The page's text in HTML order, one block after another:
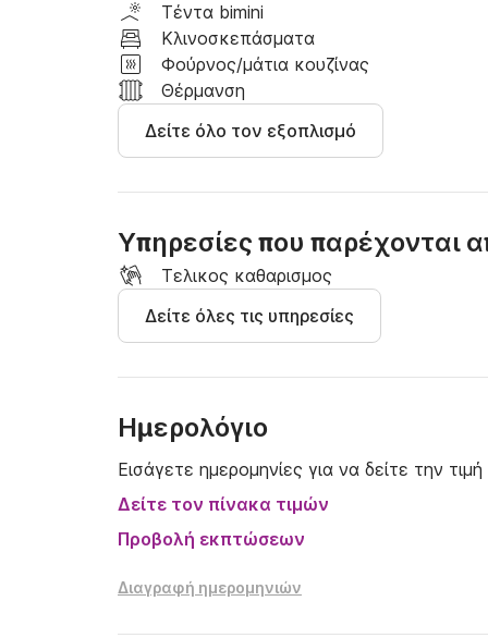
Τέντα bimini
Κλινοσκεπάσματα
Φούρνος/μάτια κουζίνας
Θέρμανση
Δείτε όλο τον εξοπλισμό
Υπηρεσίες που παρέχονται
Τελικος καθαρισμος
Δείτε όλες τις υπηρεσίες
Ημερολόγιο
Εισάγετε ημερομηνίες για να δείτε την τιμή
Δείτε τον πίνακα τιμών
Προβολή εκπτώσεων
Διαγραφή ημερομηνιών